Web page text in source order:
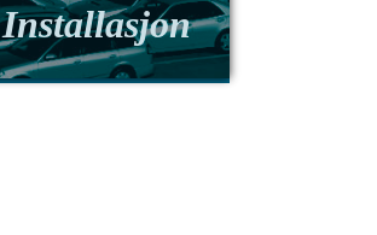
Installasjon